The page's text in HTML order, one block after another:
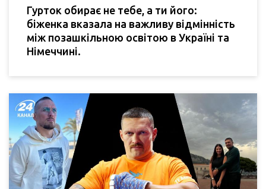
Гурток обирає не тебе, а ти його:
біженка вказала на важливу відмінність
між позашкільною освітою в Україні та
Німеччині.